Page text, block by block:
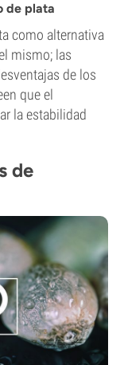
de plata
como alternativa
mismo; las
de los
que el
la estabilidad
de